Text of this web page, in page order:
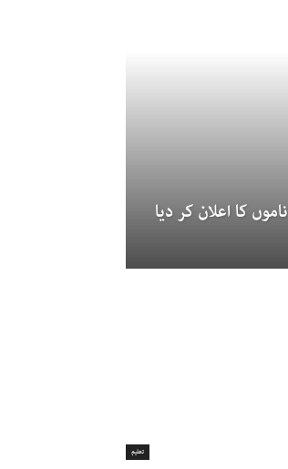
کا اعلان کر دیا
تعلیم